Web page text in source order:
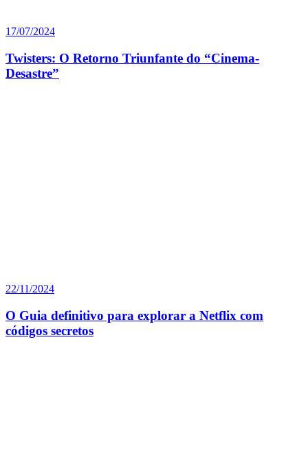
17/07/2024
Twisters: O Retorno Triunfante do “Cinema-
Desastre”
22/11/2024
O Guia definitivo para explorar a Netflix com
códigos secretos